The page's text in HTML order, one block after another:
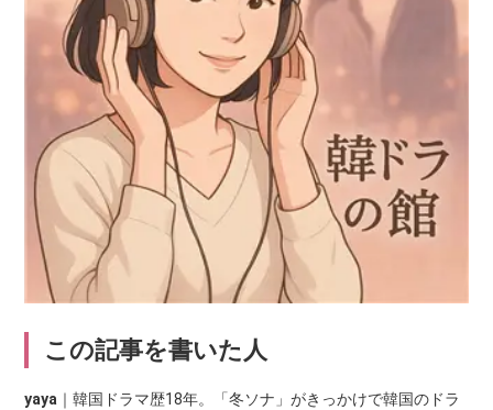
この記事を書いた人
yaya ｜韓国ドラマ歴18年。「冬ソナ」がきっかけで韓国のドラ